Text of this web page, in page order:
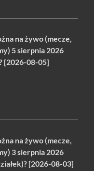
na żywo (mecze,
5 sierpnia 2026
[2026-08-05]
na żywo (mecze,
3 sierpnia 2026
[2026-08-03]